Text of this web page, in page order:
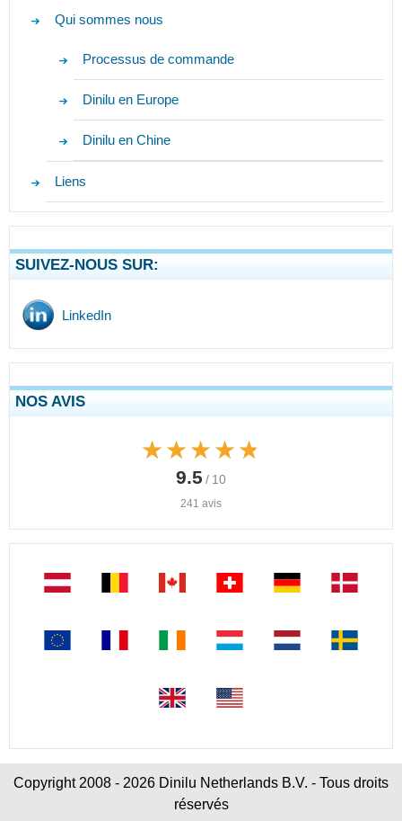
Qui sommes nous
Processus de commande
Dinilu en Europe
Dinilu en Chine
Liens
SUIVEZ-NOUS SUR:
LinkedIn
NOS AVIS
★★★★★
★★★★★
9.5 / 10
241 avis
Copyright 2008 - 2026 Dinilu Netherlands B.V. - Tous droits
réservés